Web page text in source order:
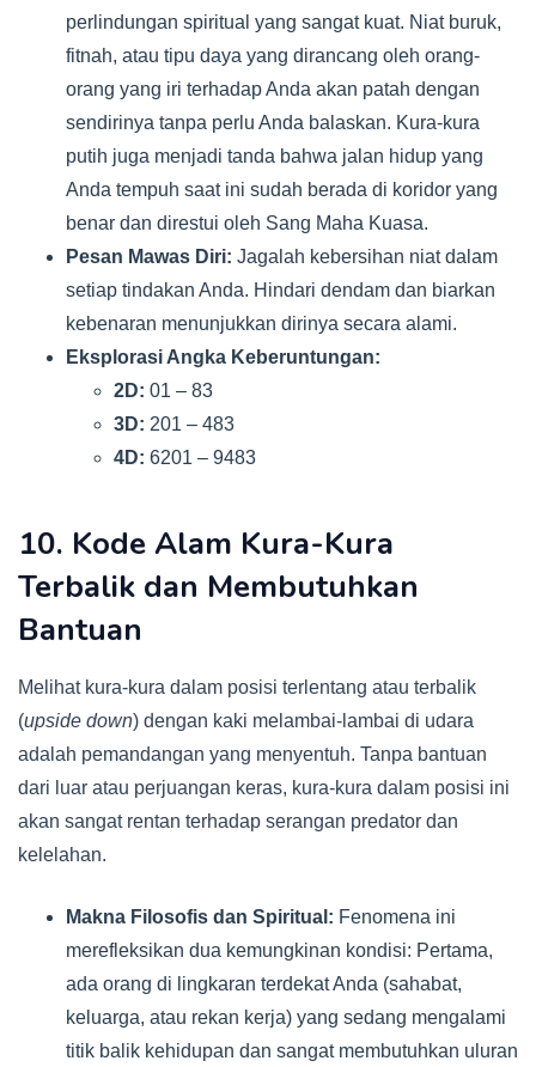
perlindungan spiritual yang sangat kuat. Niat buruk,
fitnah, atau tipu daya yang dirancang oleh orang-
orang yang iri terhadap Anda akan patah dengan
sendirinya tanpa perlu Anda balaskan. Kura-kura
putih juga menjadi tanda bahwa jalan hidup yang
Anda tempuh saat ini sudah berada di koridor yang
benar dan direstui oleh Sang Maha Kuasa.
Pesan Mawas Diri: Jagalah kebersihan niat dalam
setiap tindakan Anda. Hindari dendam dan biarkan
kebenaran menunjukkan dirinya secara alami.
Eksplorasi Angka Keberuntungan:
2D: 01 – 83
3D: 201 – 483
4D: 6201 – 9483
10. Kode Alam Kura-Kura
Terbalik dan Membutuhkan
Bantuan
Melihat kura-kura dalam posisi terlentang atau terbalik
(upside down) dengan kaki melambai-lambai di udara
adalah pemandangan yang menyentuh. Tanpa bantuan
dari luar atau perjuangan keras, kura-kura dalam posisi ini
akan sangat rentan terhadap serangan predator dan
kelelahan.
Makna Filosofis dan Spiritual: Fenomena ini
merefleksikan dua kemungkinan kondisi: Pertama,
ada orang di lingkaran terdekat Anda (sahabat,
keluarga, atau rekan kerja) yang sedang mengalami
titik balik kehidupan dan sangat membutuhkan uluran